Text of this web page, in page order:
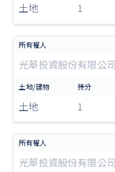
土地 1
光華投資股份有限公司
土地 1
光華投資股份有限公司